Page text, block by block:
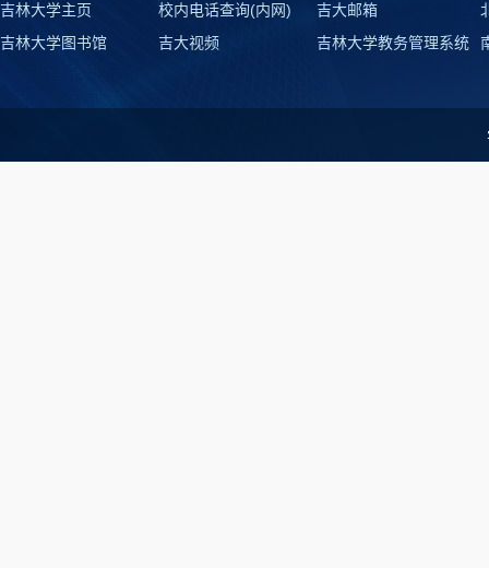
吉林大学主页
校内电话查询(内网)
吉大邮箱
吉林大学图书馆
吉大视频 吉林大学教务管理系统